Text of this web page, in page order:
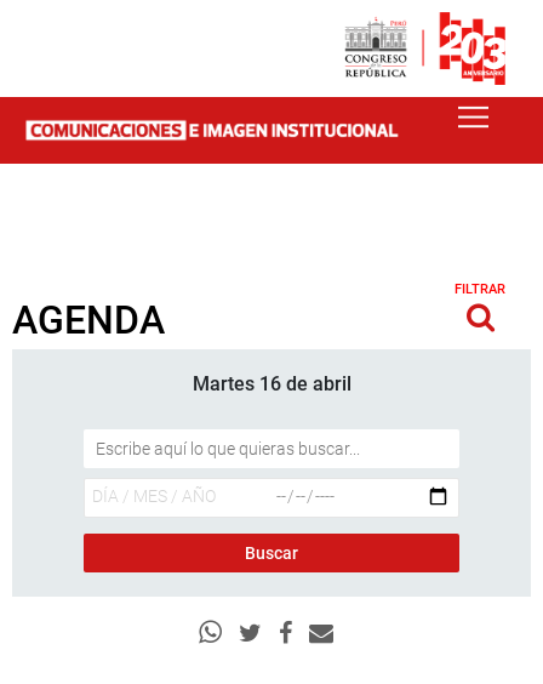
AGENDA
FILTRAR
Martes 16 de abril